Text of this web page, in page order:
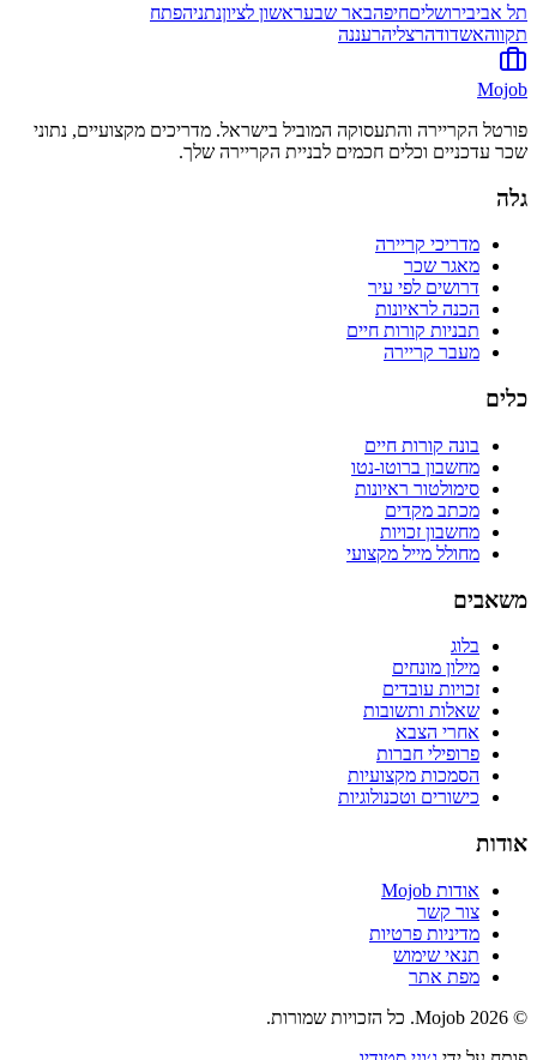
תל אביבירושליםחיפהבאר שבעראשון לציוןנתניהפתח
תקווהאשדודהרצליהרעננה
Mojob
פורטל הקריירה והתעסוקה המוביל בישראל. מדריכים מקצועיים, נתוני
שכר עדכניים וכלים חכמים לבניית הקריירה שלך.
גלה
מדריכי קריירה
מאגר שכר
דרושים לפי עיר
הכנה לראיונות
תבניות קורות חיים
מעבר קריירה
כלים
בונה קורות חיים
מחשבון ברוטו-נטו
סימולטור ראיונות
מכתב מקדים
מחשבון זכויות
מחולל מייל מקצועי
משאבים
בלוג
מילון מונחים
זכויות עובדים
שאלות ותשובות
אחרי הצבא
פרופילי חברות
הסמכות מקצועיות
כישורים וטכנולוגיות
אודות
אודות Mojob
צור קשר
מדיניות פרטיות
תנאי שימוש
מפת אתר
©
2026
Mojob. כל הזכויות שמורות.